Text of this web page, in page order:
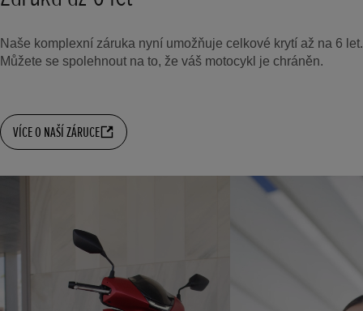
Naše komplexní záruka nyní umožňuje celkové krytí až na 6 let.
Můžete se spolehnout na to, že váš motocykl je chráněn.
VÍCE O NAŠÍ ZÁRUCE
t o I e t o